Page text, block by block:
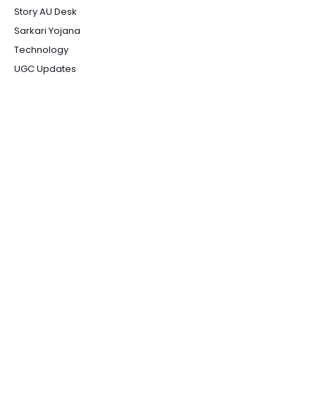
Story AU Desk
Sarkari Yojana
Technology
UGC Updates